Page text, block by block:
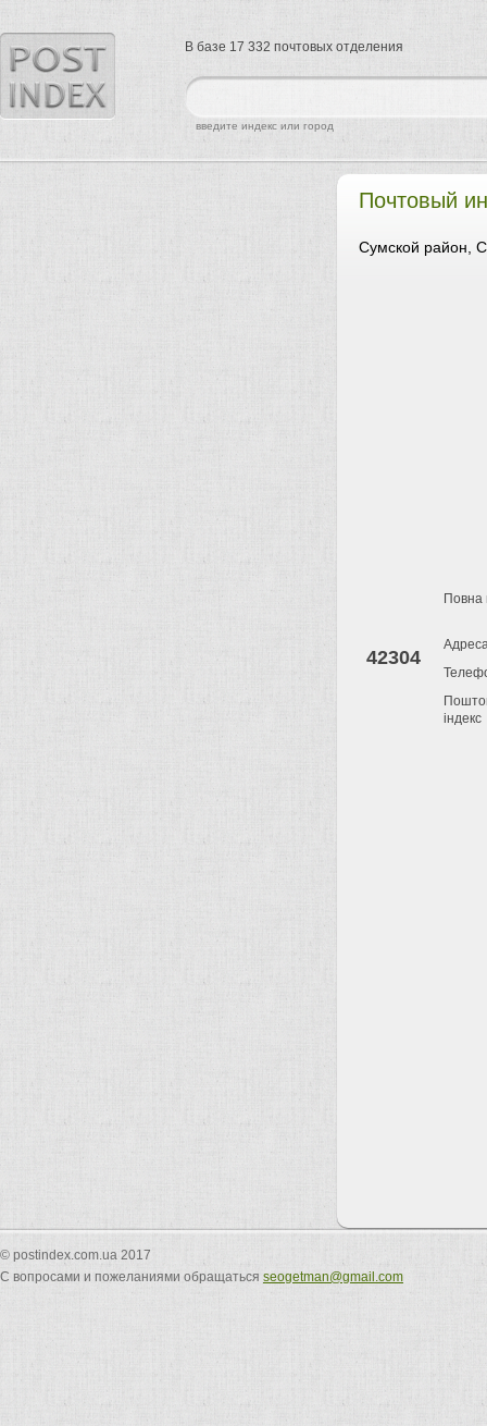
Почтовый
Сумской район,
42304
Повна
індекс
найти
введите индекс или город
В базе 17 332 почтовых отделения
© postindex.com.ua 2017
С вопросами и пожеланиями обращаться seogetman@gmail.com